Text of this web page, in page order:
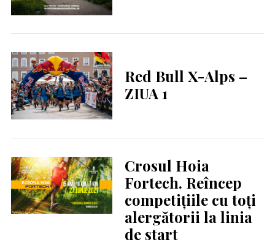
Red Bull X-Alps –
ZIUA 1
Crosul Hoia
Fortech. Reîncep
competițiile cu toți
alergătorii la linia
de start